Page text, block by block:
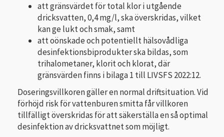
att gränsvärdet för total klor i utgående
dricksvatten, 0,4 mg/l, ska överskridas, vilket
kan ge lukt och smak, samt
att oönskade och potentiellt hälsovådliga
desinfektionsbiprodukter ska bildas, som
trihalometaner, klorit och klorat, där
gränsvärden finns i bilaga 1 till LIVSFS 2022:12.
Doseringsvillkoren gäller en normal driftsituation. Vid
förhöjd risk för vattenburen smitta får villkoren
tillfälligt överskridas för att säkerställa en så optimal
desinfektion av dricksvattnet som möjligt.